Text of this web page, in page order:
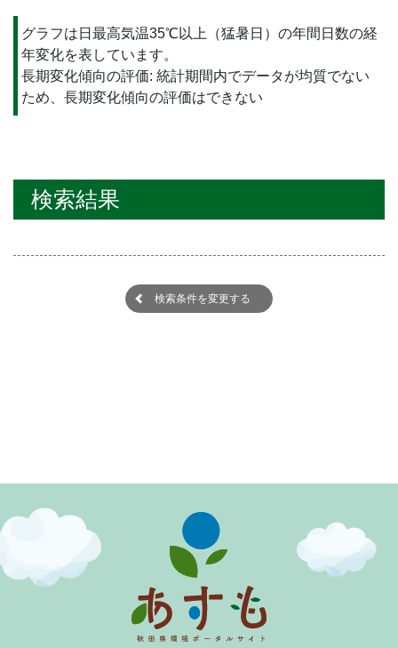
グラフは日最高気温35℃以上（猛暑日）の年間日数の経
年変化を表しています。
長期変化傾向の評価: 統計期間内でデータが均質でない
ため、長期変化傾向の評価はできない
検索結果
検索条件を変更する